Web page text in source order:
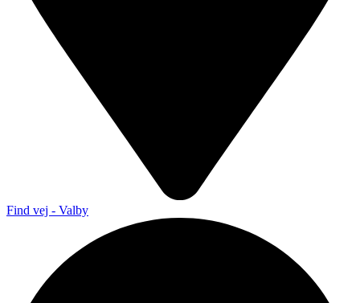
Find vej - Valby